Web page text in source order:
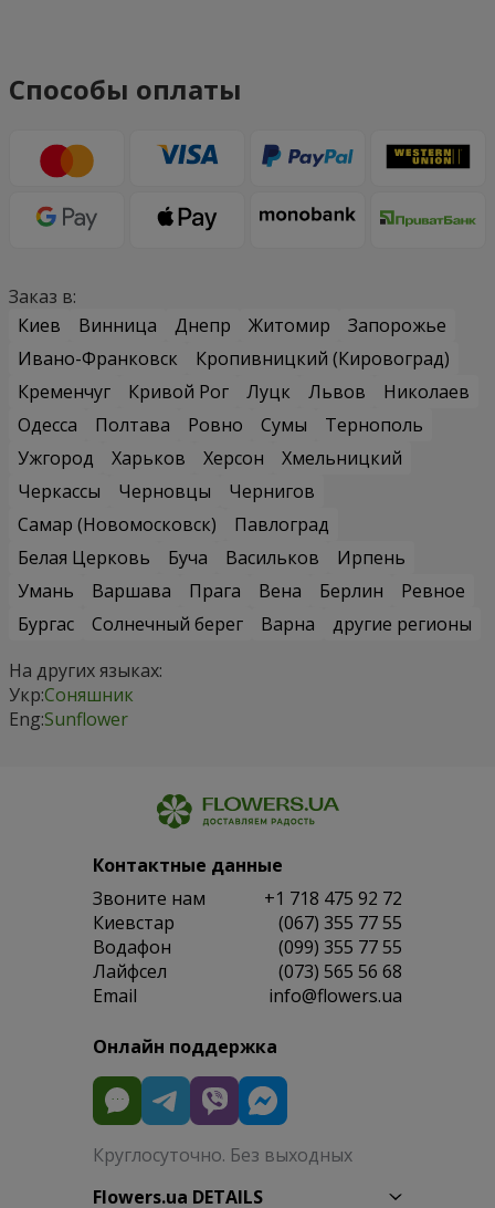
Способы оплаты
Заказ в:
Киев
Винница Днепр Житомир
Запорожье
Ивано-Франковск
Кропивницкий (Кировоград)
Кременчуг
Кривой Рог Луцк Львов
Николаев
Одесса
Полтава Ровно Сумы
Тернополь
Ужгород
Харьков Херсон
Хмельницкий
Черкассы
Черновцы
Чернигов
Самар (Новомосковск)
Павлоград
Белая Церковь
Буча Васильков
Ирпень
Умань
Варшава Прага Вена Берлин
Ревное
Бургас
Солнечный берег Варна
другие регионы
На других языках:
Укр:Соняшник
Eng:Sunflower
Контактные данные
Звоните нам
+1 718 475 92 72
Киевстар
(067) 355 77 55
Водафон
(099) 355 77 55
Лайфсел
(073) 565 56 68
Email
info@flowers.ua
Онлайн поддержка
Круглосуточно. Без выходных
Flowers.ua DETAILS